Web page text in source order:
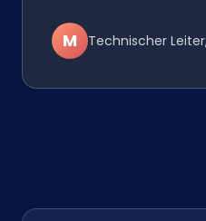
M Technischer